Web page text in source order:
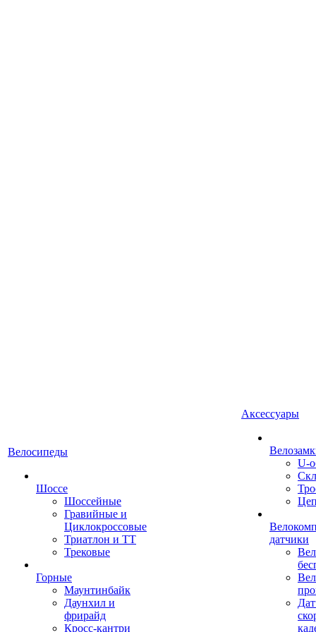
Велосипеды
Шоссе
Шоссейные
Гравийные и
Циклокроссовые
Триатлон и ТТ
Трековые
Горные
Маунтинбайк
Даунхил и
фрирайд
Кросс-кантри
Аксессуары
U-
датчики